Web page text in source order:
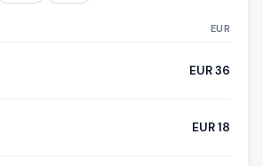
EUR
EUR 36
EUR 18